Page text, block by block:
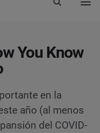
You Know
en la
año (al menos
del COVID-